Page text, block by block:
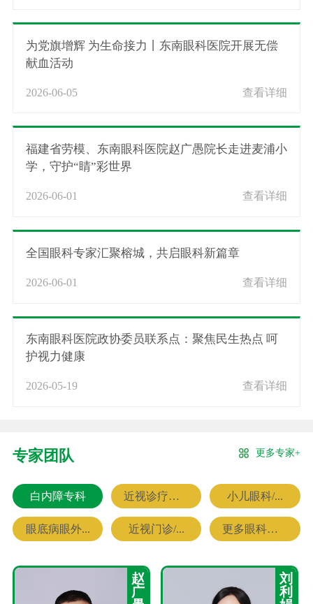
为党旗增辉 为生命接力丨东南眼科医院开展无偿
献血活动
2026-06-05 查看详细
福建省劳模、东南眼科医院赵广愚院长走进麦浦小
学，守护“睛”彩世界
2026-06-01 查看详细
全国眼科专家汇聚榕城，共启眼科新篇章
2026-06-01 查看详细
东南眼科医院政协委员联系点：聚焦民生热点 呵
护视力健康
2026-05-19 查看详细
专家团队 更多专家+
白内障专科 近视诊疗专科 小儿眼科/...
眼底病眼外... 近视门诊/... 更多眼科专家
赵
广
刘
利